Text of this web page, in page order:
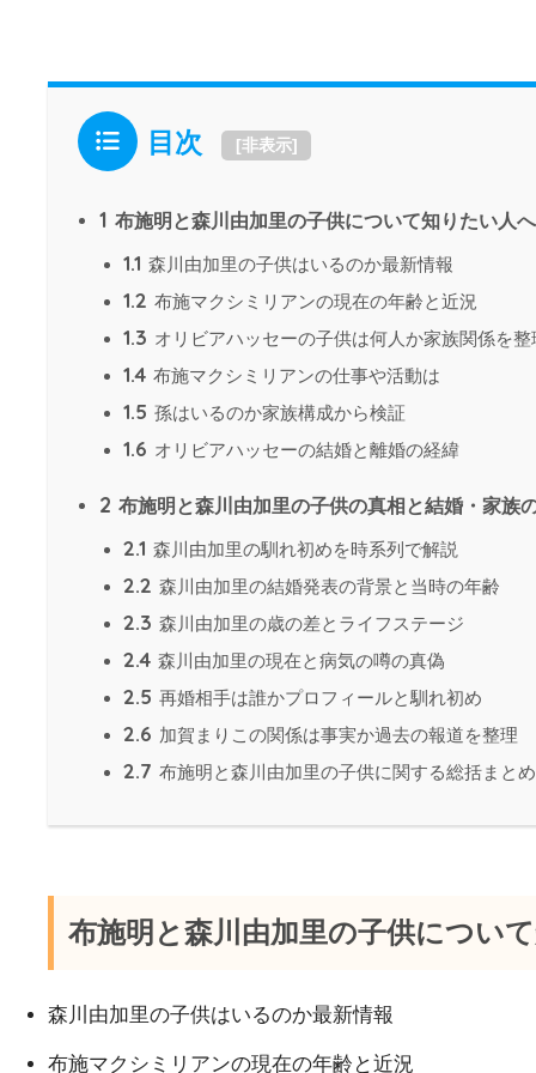
目次 [非表示]
1 布施明と森川由加里の子供について知りたい人へ
1.1 森川由加里の子供はいるのか最新情報
1.2 布施マクシミリアンの現在の年齢と近況
1.3 オリビアハッセーの子供は何人か家族関係を整
1.4 布施マクシミリアンの仕事や活動は
1.5 孫はいるのか家族構成から検証
1.6 オリビアハッセーの結婚と離婚の経緯
2 布施明と森川由加里の子供の真相と結婚・家族
2.1 森川由加里の馴れ初めを時系列で解説
2.2 森川由加里の結婚発表の背景と当時の年齢
2.3 森川由加里の歳の差とライフステージ
2.4 森川由加里の現在と病気の噂の真偽
2.5 再婚相手は誰かプロフィールと馴れ初め
2.6 加賀まりこの関係は事実か過去の報道を整理
2.7 布施明と森川由加里の子供に関する総括まとめ
布施明と森川由加里の子供につい
森川由加里の子供はいるのか最新情報
布施マクシミリアンの現在の年齢と近況